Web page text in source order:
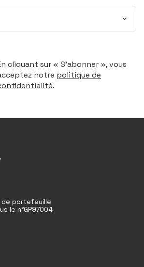
cliquant sur « S’abonner », vous
notre politique de
.
portefeuille
le n°GP97004